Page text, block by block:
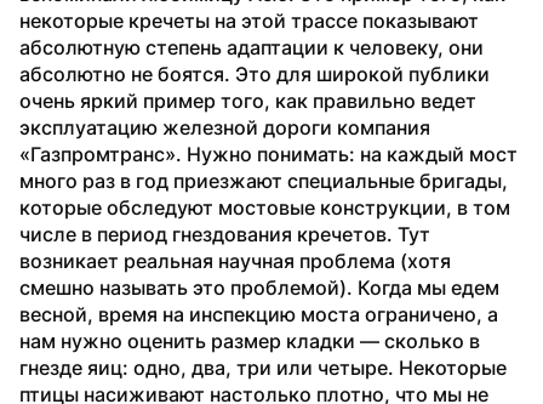
некоторые кречеты на этой трассе показывают
абсолютную степень адаптации к человеку, они
абсолютно не боятся. Это для широкой публики
очень яркий пример того, как правильно ведет
эксплуатацию железной дороги компания
«Газпромтранс». Нужно понимать: на каждый мост
много раз в год приезжают специальные бригады,
которые обследуют мостовые конструкции, в том
числе в период гнездования кречетов. Тут
возникает реальная научная проблема (хотя
смешно называть это проблемой). Когда мы едем
весной, время на инспекцию моста ограничено, а
нам нужно оценить размер кладки — сколько в
гнезде яиц: одно, два, три или четыре. Некоторые
птицы насиживают настолько плотно, что мы не